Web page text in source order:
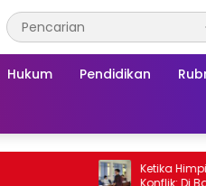
Hukum Pendidikan
Ketika Himpitan Hidup
Konflik: Di Balik Tragedi